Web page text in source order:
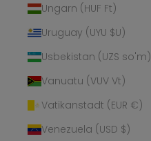
Ungarn (HUF Ft)
Uruguay (UYU $U)
Usbekistan (UZS so'm)
Vanuatu (VUV Vt)
Vatikanstadt (EUR €)
Venezuela (USD $)